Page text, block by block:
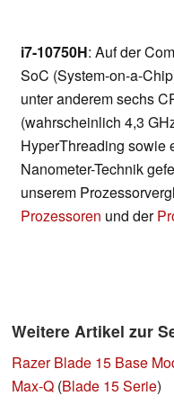
i7-10750H: Auf der
SoC (System-on-a-
unter anderem sechs
(wahrscheinlich 4,3
HyperThreading sowie
Nanometer-Technik
unserem
Prozessoren und der
Weitere Artikel zur
Razer Blade 15 Base
Max-Q (Blade 15 Serie)